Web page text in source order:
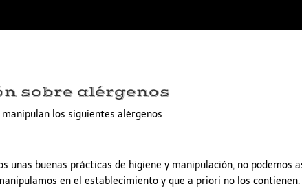
sobre alérgenos
manipulan los siguientes alérgenos
unas buenas prácticas de higiene y manipulación, no podemos
en el establecimiento y que a priori no los contienen.